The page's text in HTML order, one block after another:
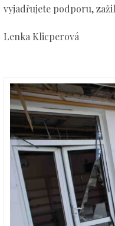
vyjadřujete podporu,
Lenka Klicperová